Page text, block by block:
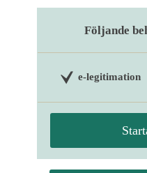
Följande
e-legitimation